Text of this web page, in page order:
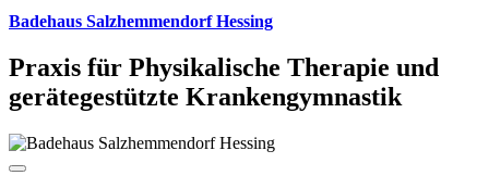
Badehaus Salzhemmendorf Hessing
Praxis für Physikalische Therapie und
gerätegestützte Krankengymnastik